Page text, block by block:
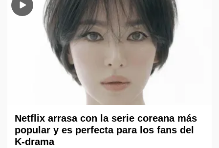
Netflix arrasa con la serie coreana más
popular y es perfecta para los fans del
K-drama